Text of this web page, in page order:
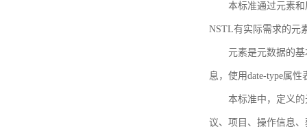
本标准通过元素
NSTL有实际需求的元
元素是元数据的
息，使用date-type属
本标准中，定义
议、项目、操作信息